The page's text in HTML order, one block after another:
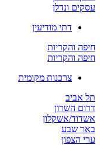
עסקים ונדלן
דתי מודיעין
חיפה והקריות
חיפה והקריות
צרכנות מקומית
תל אביב
דרום השרון
אשדוד/אשקלון
באר שבע
ערי הצפון